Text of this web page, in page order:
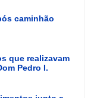
caminhão
que realizavam
Pedro I.